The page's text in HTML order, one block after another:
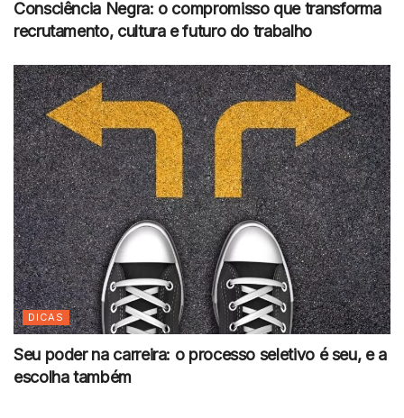
Consciência Negra: o compromisso que transforma
recrutamento, cultura e futuro do trabalho
DICAS
Seu poder na carreira: o processo seletivo é seu, e a
escolha também